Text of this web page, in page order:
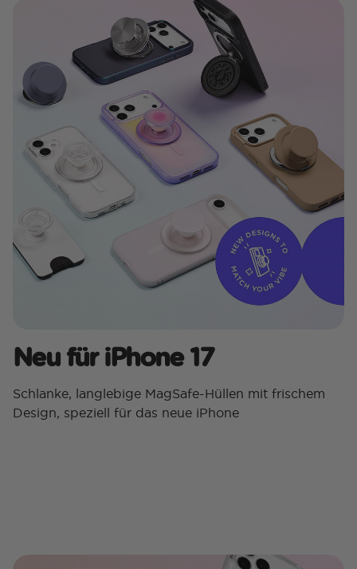
Neu für iPhone 17
Schlanke, langlebige MagSafe-Hüllen mit frischem
Design, speziell für das neue iPhone